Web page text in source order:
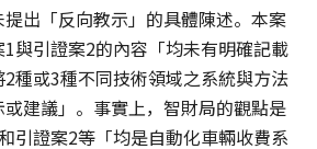
出「反向教示」的具體陳述。本案
與引證案2的內容「均未有明確記載
種或3種不同技術領域之系統與方法
建議」。事實上，智財局的觀點是
引證案2等「均是自動化車輛收費系